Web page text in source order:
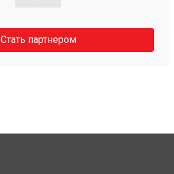
Стать партнером